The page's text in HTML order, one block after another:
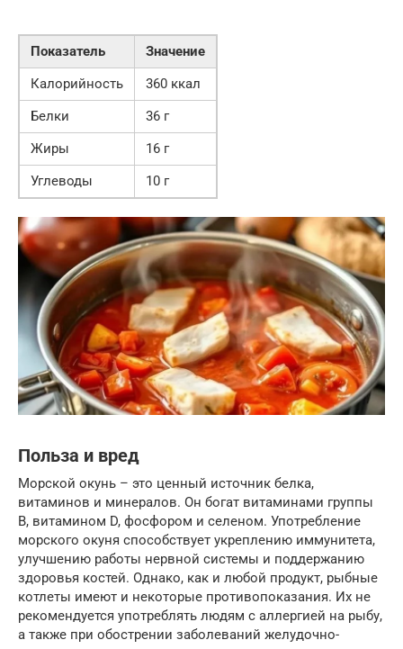
Показатель
Значение
Калорийность
360 ккал
Белки
36 г
Жиры
16 г
Углеводы
10 г
Польза и вред
Морской окунь – это ценный источник белка,
витаминов и минералов. Он богат витаминами группы
B, витамином D, фосфором и селеном. Употребление
морского окуня способствует укреплению иммунитета,
улучшению работы нервной системы и поддержанию
здоровья костей. Однако, как и любой продукт, рыбные
котлеты имеют и некоторые противопоказания. Их не
рекомендуется употреблять людям с аллергией на рыбу,
а также при обострении заболеваний желудочно-